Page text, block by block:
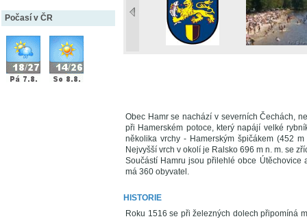
Počasí v ČR
Obec Hamr se nachází v severních Čechách,
při Hamerském potoce, který napájí velké
několika vrchy - Hamerským špičákem (452
Nejvyšší vrch v okolí je Ralsko 696 m n. m. se
Součástí Hamru jsou přilehlé obce
má 360 obyvatel.
HISTORIE
Roku 1516 se při železných dolech připomíná